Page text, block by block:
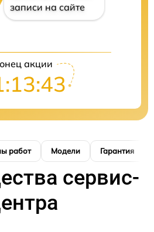
записи на сайте
акции
работ Модели Гарантия
сервис-